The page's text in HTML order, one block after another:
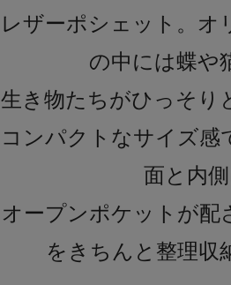
レザーポシェット。オ
の中には蝶や
生き物たちがひっそり
コンパクトなサイズ感
面と内
オープンポケットが配
をきちんと整理収